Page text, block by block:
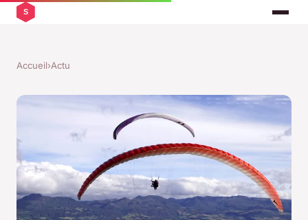
Accueil›Actu